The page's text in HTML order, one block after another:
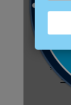
最
業界
三